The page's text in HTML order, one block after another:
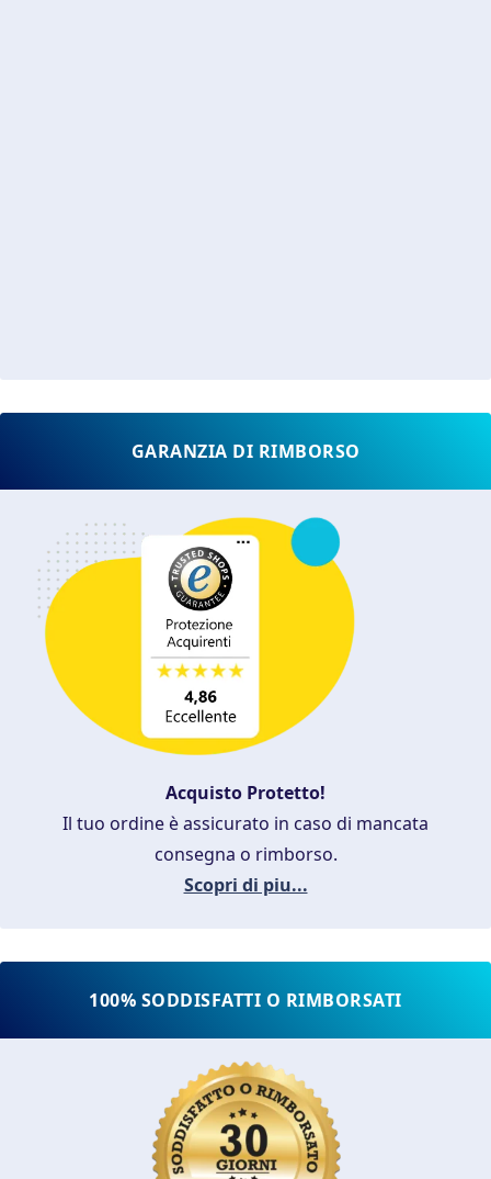
GARANZIA DI RIMBORSO
Acquisto Protetto!
Il tuo ordine è assicurato in caso di mancata
consegna o rimborso.
Scopri di piu...
100% SODDISFATTI O RIMBORSATI